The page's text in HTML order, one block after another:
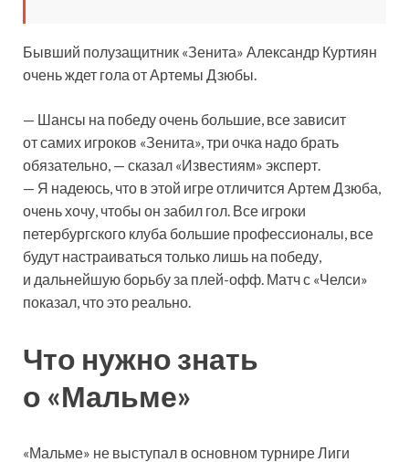
Бывший полузащитник «Зенита» Александр Куртиян
очень ждет гола от Артемы Дзюбы.
— Шансы на победу очень большие, все зависит
от самих игроков «Зенита», три очка надо брать
обязательно, — сказал «Известиям» эксперт.
— Я надеюсь, что в этой игре отличится Артем Дзюба,
очень хочу, чтобы он забил гол. Все игроки
петербургского клуба большие профессионалы, все
будут настраиваться только лишь на победу,
и дальнейшую борьбу за плей-офф. Матч с «Челси»
показал, что это реально.
Что нужно знать
о «Мальме»
«Мальме» не выступал в основном турнире Лиги